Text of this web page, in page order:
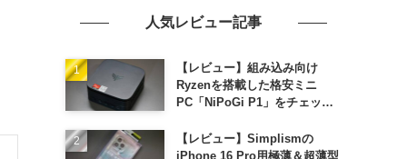
人気レビュー記事
【レビュー】組み込み向け
Ryzenを搭載した格安ミニ
PC「NiPoGi P1」をチェック
高性能
【レビュー】Simplismの
iPhone 16 Pro用極薄＆超薄型